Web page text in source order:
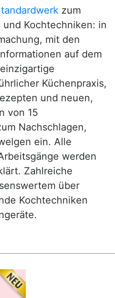
zum
und Kochtechniken: in
mit den
auf dem
Küchenpraxis,
und neuen,
von 15
Nachschlagen,
ein. Alle
werden
Zahlreiche
über
Kochtechniken